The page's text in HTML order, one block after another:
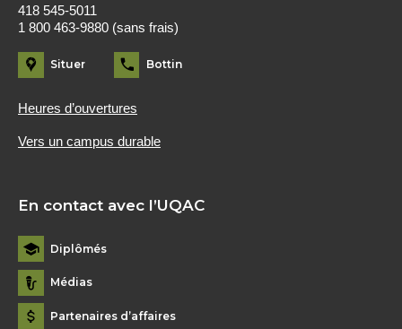
418 545-5011
1 800 463-9880 (sans frais)
Situer Bottin
Heures d’ouvertures
Vers un campus durable
En contact avec l’UQAC
Diplômés
Médias
Partenaires d’affaires